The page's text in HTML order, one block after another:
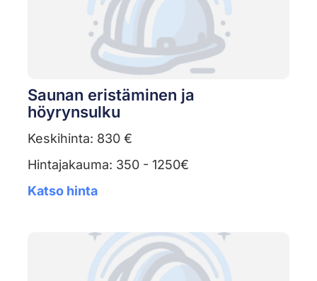
Saunan eristäminen ja
höyrynsulku
Keskihinta: 830 €
Hintajakauma: 350 - 1250€
Katso hinta